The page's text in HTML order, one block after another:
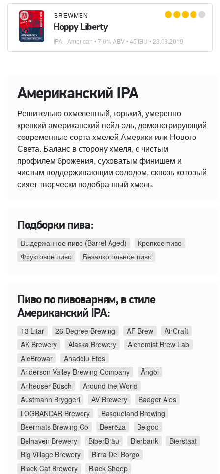
BREWMEN
Hoppy Liberty
IPA - American • 7.0% ABV • 45 IBU •23.03.2019
Американский IPA
Решительно охмеленный, горький, умеренно
крепкий американский пейл-эль, демонстрирующий
современные сорта хмелей Америки или Нового
Света. Баланс в сторону хмеля, с чистым
профилем брожения, суховатым финишем и
чистым поддерживающим солодом, сквозь который
сияет творчески подобранный хмель.
Подборки пива:
Выдержанное пиво (Barrel Aged)
Крепкое пиво
Фруктовое пиво
Безалкогольное пиво
Пиво по пивоварням, в стиле
Американский IPA:
13 Litar 26 Degree Brewing AF Brew
AirCraft
AK Brewery
Alaska Brewery
Alchemist Brew Lab
AleBrowar
Anadolu Efes
Anderson Valley Brewing Company
Ängöl
Anheuser-Busch
Around the World
Austmann Bryggeri
AV Brewery
Badger Ales
LOGBANDAR Brewery
Basqueland Brewing
Beermats Brewing Co
Beerёza
Belgoo
Belhaven Brewery
BiberBräu Bierbank
Bierstaat
Big Village Brewery
Birra Del Borgo
Black Cat Brewery
Black Sheep